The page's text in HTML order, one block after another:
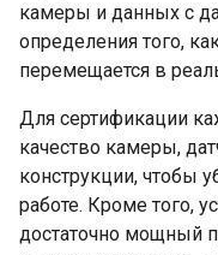
камеры и данных с
определения того,
перемещается в
Для сертификации
качество камеры,
конструкции, чтобы
работе. Кроме того,
достаточно мощный